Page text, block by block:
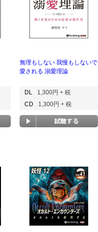
無理もしない 我慢もしないで
愛される 溺愛理論
DL
1,300円 + 税
CD
1,300円 + 税